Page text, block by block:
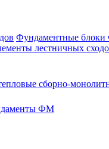
Фундаментные
лестничных
сборно-
ФМ